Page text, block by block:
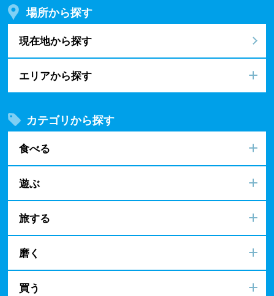
場所から探す
現在地から探す
エリアから探す
カテゴリから探す
食べる
遊ぶ
旅する
磨く
買う